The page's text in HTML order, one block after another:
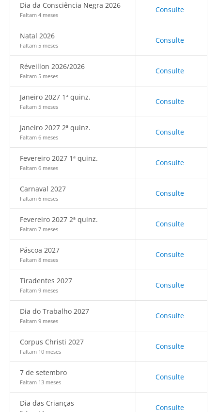
Dia da Consciência Negra 2026
Faltam 4 meses
Consulte
Natal 2026
Faltam 5 meses
Consulte
Réveillon 2026/2026
Faltam 5 meses
Consulte
Janeiro 2027 1ª quinz.
Faltam 5 meses
Consulte
Janeiro 2027 2ª quinz.
Faltam 6 meses
Consulte
Fevereiro 2027 1ª quinz.
Faltam 6 meses
Consulte
Carnaval 2027
Faltam 6 meses
Consulte
Fevereiro 2027 2ª quinz.
Faltam 7 meses
Consulte
Páscoa 2027
Faltam 8 meses
Consulte
Tiradentes 2027
Faltam 9 meses
Consulte
Dia do Trabalho 2027
Faltam 9 meses
Consulte
Corpus Christi 2027
Faltam 10 meses
Consulte
7 de setembro
Faltam 13 meses
Consulte
Dia das Crianças Consulte